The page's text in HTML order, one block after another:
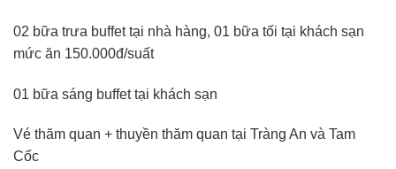
02 bữa trưa buffet tại nhà hàng, 01 bữa tối tại khách sạn
mức ăn 150.000đ/suất
01 bữa sáng buffet tại khách sạn
Vé thăm quan + thuyền thăm quan tại Tràng An và Tam
Cốc